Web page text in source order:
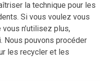
la technique pour les
Si vous voulez vous
n’utilisez plus,
Nous pouvons procéder
les recycler et les